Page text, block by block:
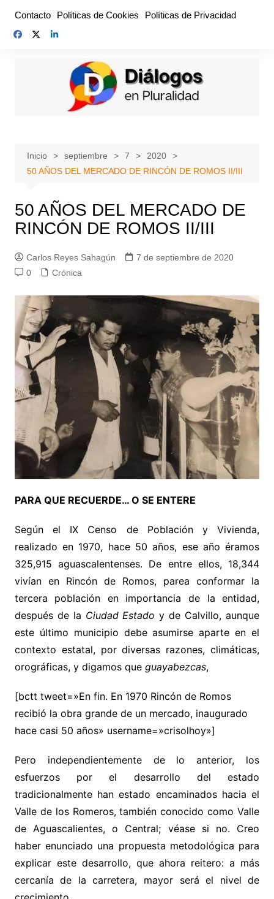
contenido
Contacto Políticas de Cookies Políticas de Privacidad
Inicio septiembre 7
2020
50 AÑOS DEL MERCADO DE RINCÓN DE ROMOS II/III
50 AÑOS DEL MERCADO DE
RINCÓN DE ROMOS II/III
Carlos Reyes Sahagún
7 de septiembre de 2020
0
Crónica
PARA QUE RECUERDE… O SE ENTERE
Según el IX Censo de Población y Vivienda,
realizado en 1970, hace 50 años, ese año éramos
325,915 aguascalentenses. De entre ellos, 18,344
vivían en Rincón de Romos, parea conformar la
tercera población en importancia de la entidad,
después de la Ciudad Estadoy de Calvillo, aunque
este último municipio debe asumirse aparte en el
contexto estatal, por diversas razones, climáticas,
orográficas, y digamos que guayabezcas,
[bctt tweet=»En fin. En 1970 Rincón de Romos
recibió la obra grande de un mercado, inaugurado
hace casi 50 años» username=»crisolhoy»]
Pero independientemente de lo anterior, los
esfuerzos por el desarrollo del estado
tradicionalmente han estado encaminados hacia el
Valle de los Romeros, también conocido como Valle
de Aguascalientes, o Central; véase si no. Creo
haber enunciado una propuesta metodológica para
explicar este desarrollo, que ahora reitero: a más
cercanía de la carretera, mayor será el nivel de